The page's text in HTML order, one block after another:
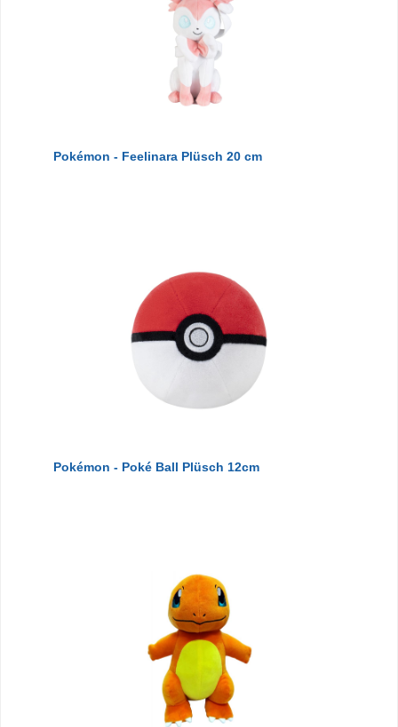
Pokémon - Feelinara Plüsch 20 cm
Pokémon - Poké Ball Plüsch 12cm